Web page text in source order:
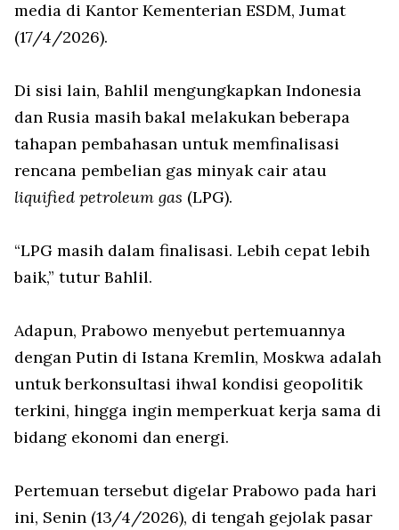
media di Kantor Kementerian ESDM, Jumat
(17/4/2026).
Di sisi lain, Bahlil mengungkapkan Indonesia
dan Rusia masih bakal melakukan beberapa
tahapan pembahasan untuk memfinalisasi
rencana pembelian gas minyak cair atau
liquified petroleum gas (LPG).
“LPG masih dalam finalisasi. Lebih cepat lebih
baik,” tutur Bahlil.
Adapun, Prabowo menyebut pertemuannya
dengan Putin di Istana Kremlin, Moskwa adalah
untuk berkonsultasi ihwal kondisi geopolitik
terkini, hingga ingin memperkuat kerja sama di
bidang ekonomi dan energi.
Pertemuan tersebut digelar Prabowo pada hari
ini, Senin (13/4/2026), di tengah gejolak pasar